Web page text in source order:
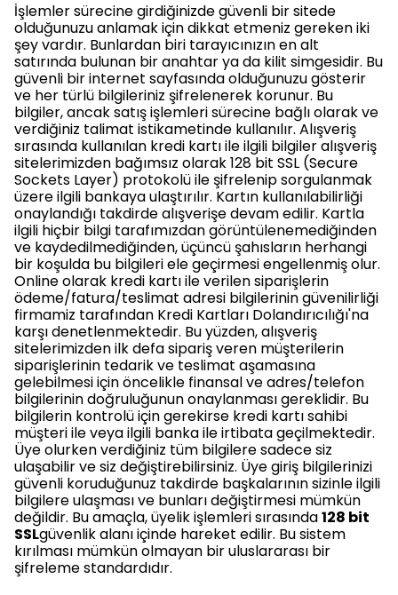
İşlemler sürecine girdiğinizde güvenli bir sitede
olduğunuzu anlamak için dikkat etmeniz gereken iki
şey vardır. Bunlardan biri tarayıcınızın en alt
satırında bulunan bir anahtar ya da kilit simgesidir. Bu
güvenli bir internet sayfasında olduğunuzu gösterir
ve her türlü bilgileriniz şifrelenerek korunur. Bu
bilgiler, ancak satış işlemleri sürecine bağlı olarak ve
verdiğiniz talimat istikametinde kullanılır. Alışveriş
sırasında kullanılan kredi kartı ile ilgili bilgiler alışveriş
sitelerimizden bağımsız olarak 128 bit SSL (Secure
Sockets Layer) protokolü ile şifrelenip sorgulanmak
üzere ilgili bankaya ulaştırılır. Kartın kullanılabilirliği
onaylandığı takdirde alışverişe devam edilir. Kartla
ilgili hiçbir bilgi tarafımızdan görüntülenemediğinden
ve kaydedilmediğinden, üçüncü şahısların herhangi
bir koşulda bu bilgileri ele geçirmesi engellenmiş olur.
Online olarak kredi kartı ile verilen siparişlerin
ödeme/fatura/teslimat adresi bilgilerinin güvenilirliği
firmamiz tarafından Kredi Kartları Dolandırıcılığı'na
karşı denetlenmektedir. Bu yüzden, alışveriş
sitelerimizden ilk defa sipariş veren müşterilerin
siparişlerinin tedarik ve teslimat aşamasına
gelebilmesi için öncelikle finansal ve adres/telefon
bilgilerinin doğruluğunun onaylanması gereklidir. Bu
bilgilerin kontrolü için gerekirse kredi kartı sahibi
müşteri ile veya ilgili banka ile irtibata geçilmektedir.
Üye olurken verdiğiniz tüm bilgilere sadece siz
ulaşabilir ve siz değiştirebilirsiniz. Üye giriş bilgilerinizi
güvenli koruduğunuz takdirde başkalarının sizinle ilgili
bilgilere ulaşması ve bunları değiştirmesi mümkün
değildir. Bu amaçla, üyelik işlemleri sırasında128 bit
SSLgüvenlik alanı içinde hareket edilir. Bu sistem
kırılması mümkün olmayan bir uluslararası bir
şifreleme standardıdır.